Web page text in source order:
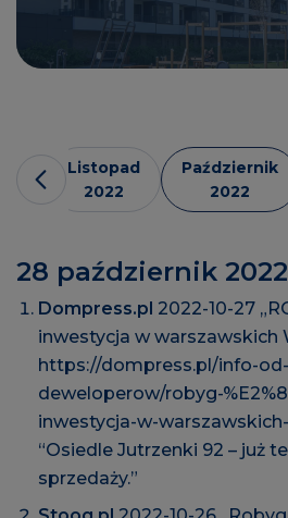
Listopad
2022
Październik
2022
28 październik 2022
Dompress.pl 2022-10-27
inwestycja w warszawskich
https://dompress.pl/info-od-
deweloperow/robyg-
inwestycja-w-
“Osiedle Jutrzenki 92 – już
sprzedaży.”